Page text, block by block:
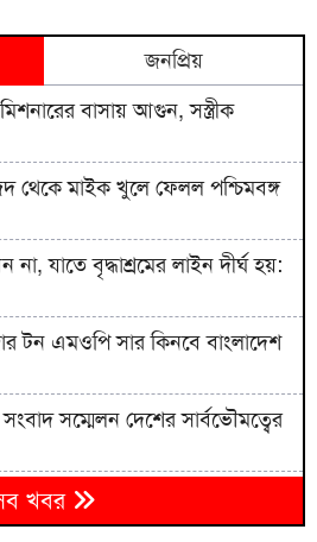
জনপ্রিয়
বাসায় আগুন, সস্ত্রীক
থেকে মাইক খুলে ফেলল পশ্চিমবঙ্গ
যাতে বৃদ্ধাশ্রমের লাইন দীর্ঘ হয়:
টন এমওপি সার কিনবে বাংলাদেশ
সংবাদ সম্মেলন দেশের সার্বভৌমত্বের
ঘিরে নানা সমীকরণ, সিদ্ধান্ত
খবর